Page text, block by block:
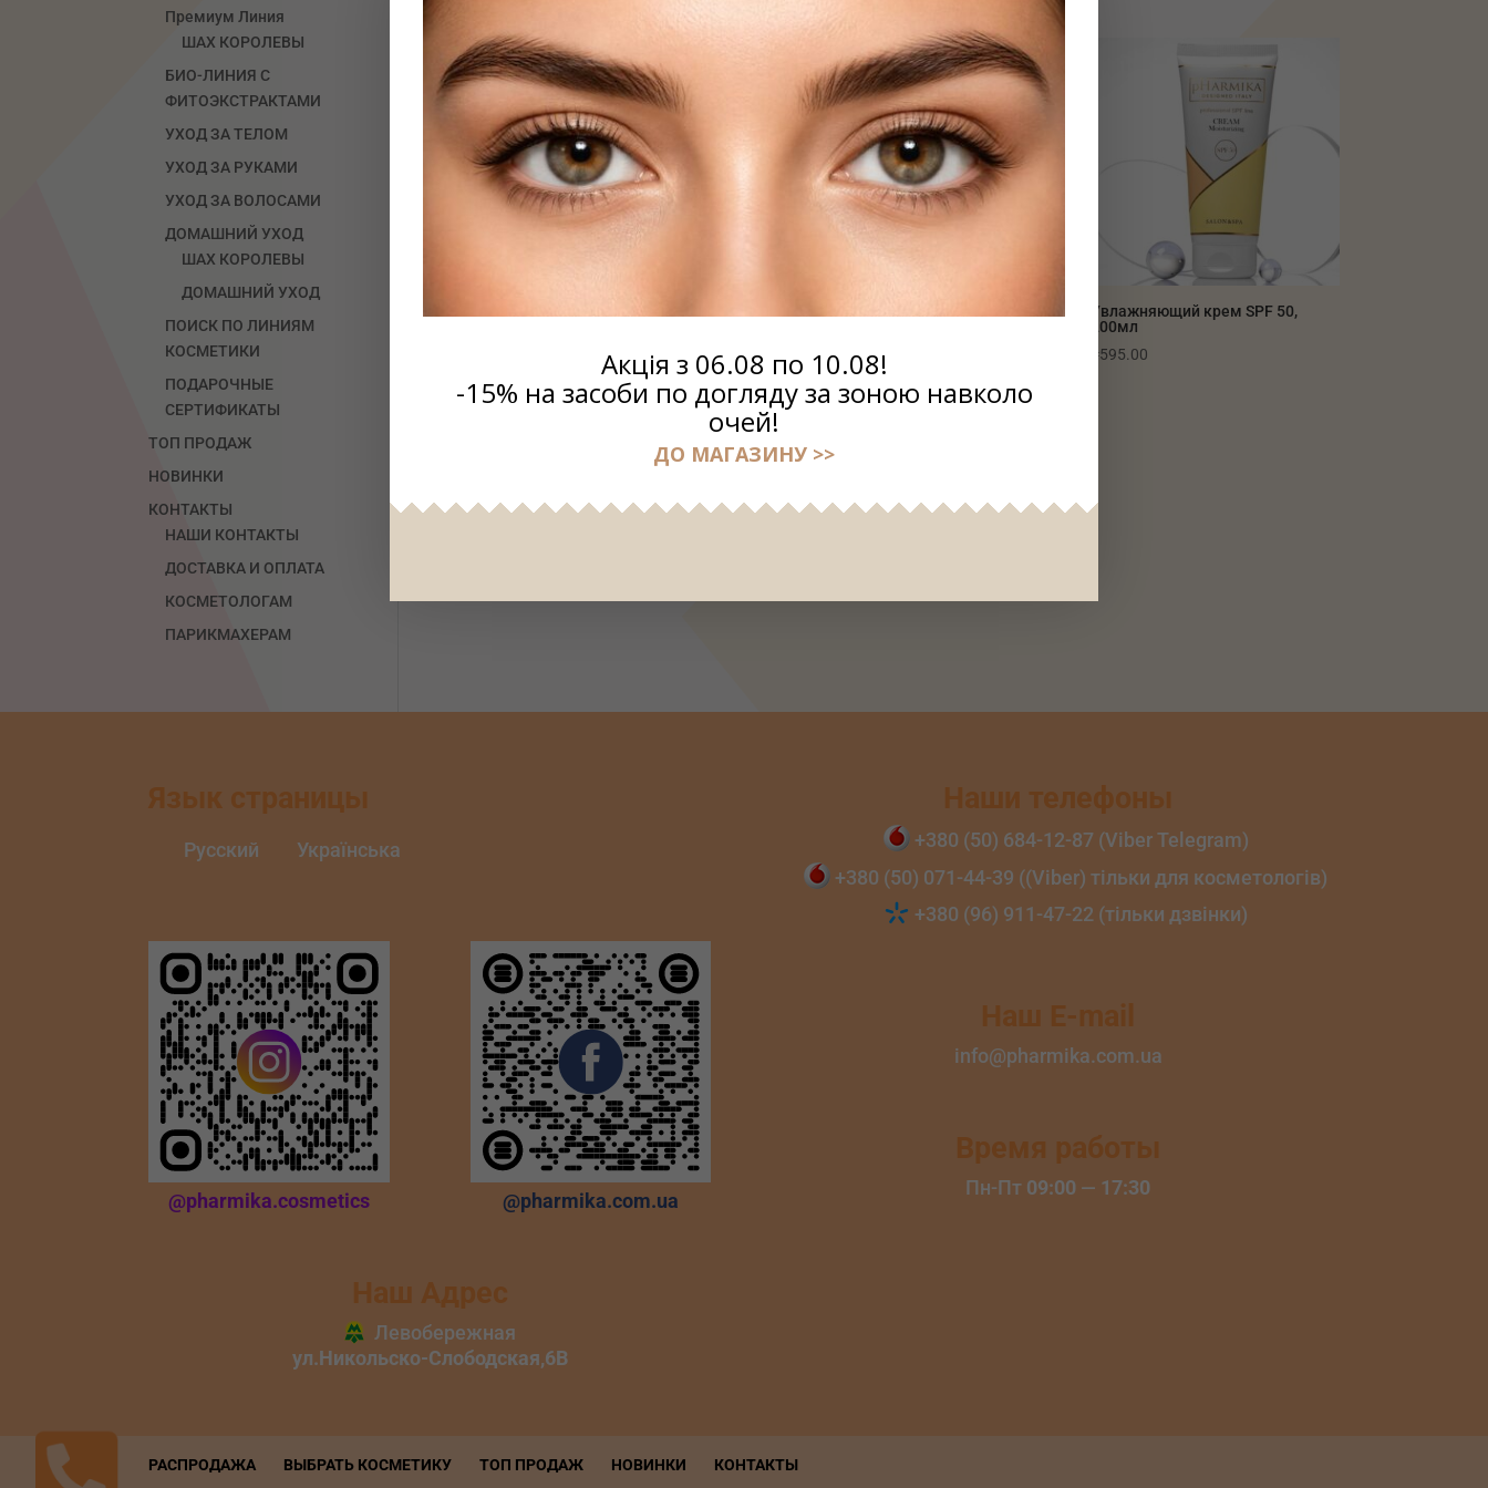
Тоник с пантенолом, 250мл
Увлажняющий крем SPF 50,
200мл
₴595.00
Премиум Линия
ШАХ КОРОЛЕВЫ
БИО-ЛИНИЯ С
ФИТОЭКСТРАКТАМИ
УХОД ЗА ТЕЛОМ
УХОД ЗА РУКАМИ
УХОД ЗА ВОЛОСАМИ
ДОМАШНИЙ УХОД
ШАХ КОРОЛЕВЫ
ДОМАШНИЙ УХОД
ПОИСК ПО ЛИНИЯМ
КОСМЕТИКИ
ПОДАРОЧНЫЕ
СЕРТИФИКАТЫ
ТОП ПРОДАЖ
НОВИНКИ
КОНТАКТЫ
НАШИ КОНТАКТЫ
ДОСТАВКА И ОПЛАТА
КОСМЕТОЛОГАМ
ПАРИКМАХЕРАМ
Язык страницы
Русский Українська
@pharmika.cosmetics @pharmika.com.ua
Наш Адрес
Наши телефоны
+380 (50) 684‑12‑87 (Viber Telegram)
+380 (50) 071‑44‑39 ((Viber) тільки для косметологів)
+380 (96) 911‑47‑22 (тільки дзвінки)
Наш E-mail
info@pharmika.com.ua
Время работы
Пн-Пт 09:00 — 17:30
РАСПРОДАЖА ВЫБРАТЬ КОСМЕТИКУ ТОП ПРОДАЖ НОВИНКИ КОНТАКТЫ
Акція з 06.08 по 10.08!
-15% на засоби по догляду за зоною навколо
очей!
ДО МАГАЗИНУ >>